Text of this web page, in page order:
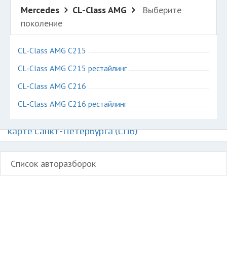
Mercedes CL-Class AMG
Выберите
поколение
CL-Class AMG C215
CL-Class AMG C215 рестайлинг
CL-Class AMG C216
CL-Class AMG C216 рестайлинг
карте Санкт-Петербурга (СПб)
Список авторазборок